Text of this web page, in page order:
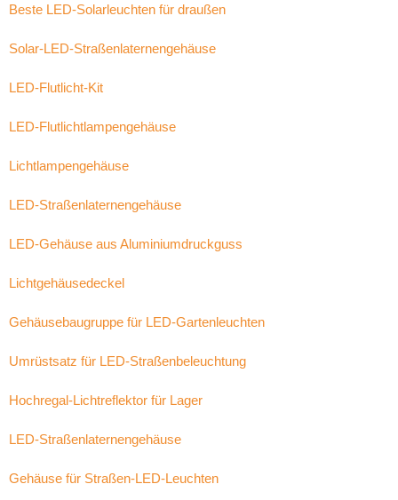
Beste LED-Solarleuchten für draußen
Solar-LED-Straßenlaternengehäuse
LED-Flutlicht-Kit
LED-Flutlichtlampengehäuse
Lichtlampengehäuse
LED-Straßenlaternengehäuse
LED-Gehäuse aus Aluminiumdruckguss
Lichtgehäusedeckel
Gehäusebaugruppe für LED-Gartenleuchten
Umrüstsatz für LED-Straßenbeleuchtung
Hochregal-Lichtreflektor für Lager
LED-Straßenlaternengehäuse
Gehäuse für Straßen-LED-Leuchten